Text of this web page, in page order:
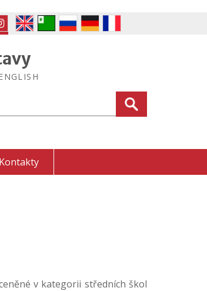
Kontakty
v kategorii středních škol